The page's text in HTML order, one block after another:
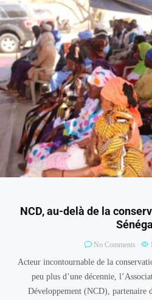
NCD, au-delà de la
Sénégal
No Comments
Acteur incontournable de la
peu plus d’une décennie,
Développement (NCD), partenaire